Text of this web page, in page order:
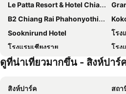
Le Patta Resort & Hotel Chiang Rai
B2 Chiang Rai Phahonyothin Boutique & Budget Hotel
Sooknirund Hotel
โรง
โรงแรมเชียงราย
โรง
บีทูเชียงราย
Sann Hotel
ดูที่น่าเที่ยวมากขึ้น - สิงห์ปาร์
สิงห์ปาร์ค
สถา